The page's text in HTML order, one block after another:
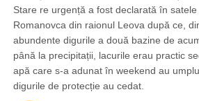
Stare re urgență a fost declarată în satele
Romanovca din raionul Leova după ce,
abundente digurile a două bazine de
până la precipitații, lacurile erau practic
apă care s-a adunat în weekend au
digurile de protecție au cedat.